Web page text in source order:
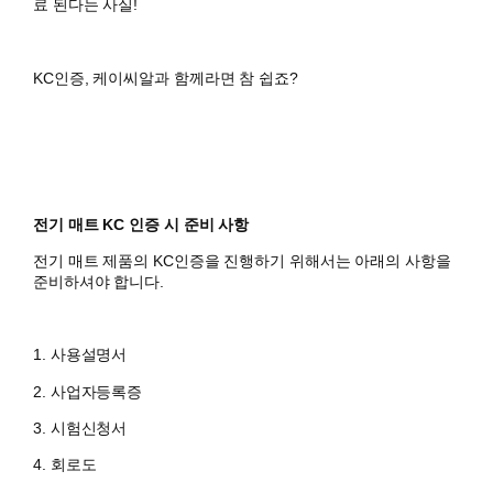
료 된다는 사실!
KC인증, 케이씨알과 함께라면 참 쉽죠?
전기 매트 KC 인증 시 준비 사항
전기 매트 제품의 KC인증을 진행하기 위해서는 아래의 사항을
준비하셔야 합니다.
1. 사용설명서
​2. 사업자등록증
3. 시험신청서
4. 회로도